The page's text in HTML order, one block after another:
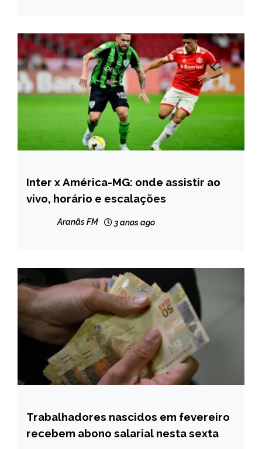
ESPORTES
NOTÍCIAS
Inter x América-MG: onde assistir ao
vivo, horário e escalações
Aranãs FM 3 anos ago
BRASIL
NOTÍCIAS
Trabalhadores nascidos em fevereiro
recebem abono salarial nesta sexta